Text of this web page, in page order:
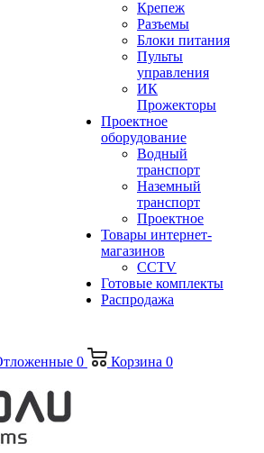
Крепеж
Разъемы
Блоки питания
Пульты
управления
ИК
Прожекторы
Проектное
оборудование
Водный
транспорт
Наземный
транспорт
Проектное
Товары интернет-
магазинов
CCTV
Готовые комплекты
Распродажа
0 Корзина 0